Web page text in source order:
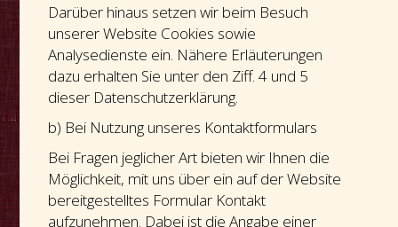
Darüber hinaus setzen wir beim Besuch
unserer Website Cookies sowie
Analysedienste ein. Nähere Erläuterungen
dazu erhalten Sie unter den Ziff. 4 und 5
dieser Datenschutzerklärung.
b) Bei Nutzung unseres Kontaktformulars
Bei Fragen jeglicher Art bieten wir Ihnen die
Möglichkeit, mit uns über ein auf der Website
bereitgestelltes Formular Kontakt
aufzunehmen. Dabei ist die Angabe einer